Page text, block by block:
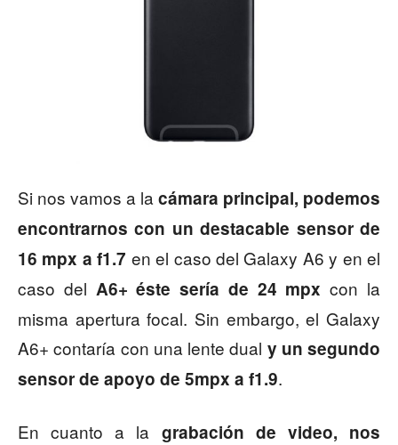
Si nos vamos a la cámara principal, podemos
encontrarnos con un destacable sensor de
16 mpx a f1.7 en el caso del Galaxy A6 y en el
caso del A6+ éste sería de 24 mpx con la
misma apertura focal. Sin embargo, el Galaxy
A6+ contaría con una lente dual y un segundo
sensor de apoyo de 5mpx a f1.9.
En cuanto a la grabación de video, nos